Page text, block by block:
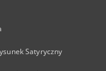
Satyryczny